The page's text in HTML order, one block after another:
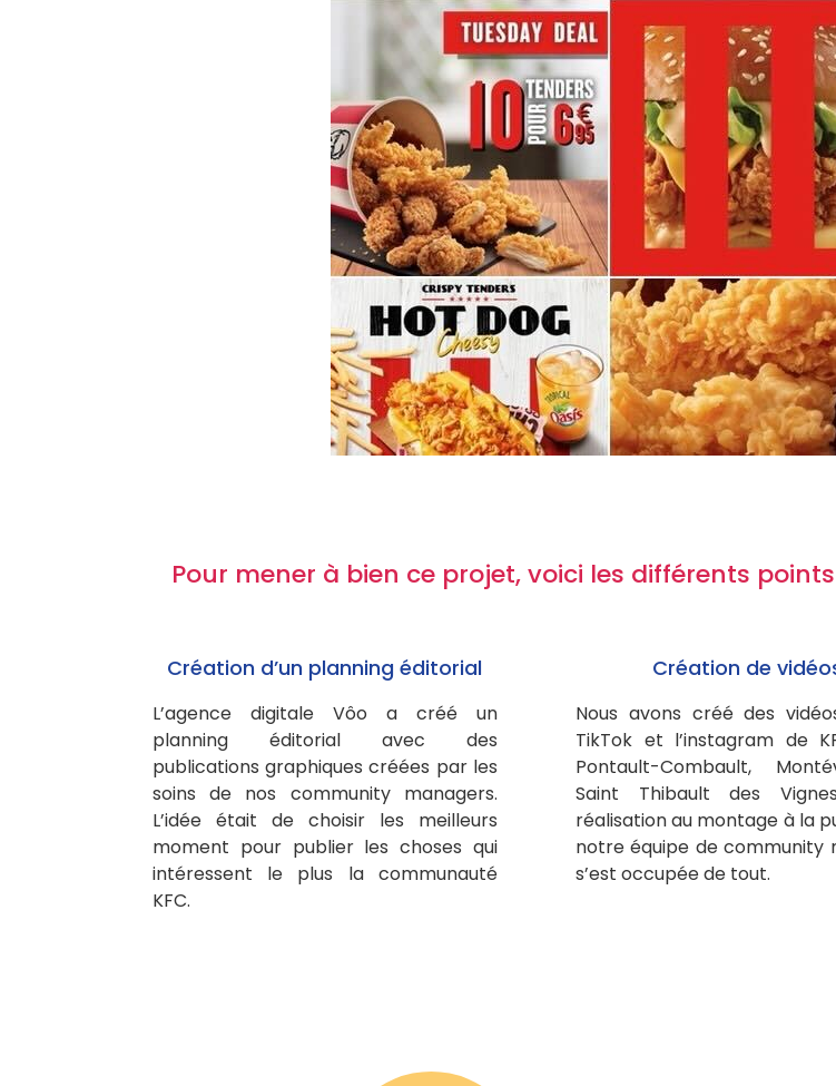
Pour mener à bien ce projet, voici les différents
Création d’un planning éditorial
L’agence digitale Vôo a créé un
planning éditorial avec des
publications graphiques créées par les
soins de nos community managers.
L’idée était de choisir les meilleurs
moment pour publier les choses qui
intéressent le plus la communauté
KFC.
Création de
Nous avons créé des
TikTok et l’instagram de
Pontault-Combault,
Saint Thibault des
réalisation au montage à la
notre équipe de community
s’est occupée de tout.